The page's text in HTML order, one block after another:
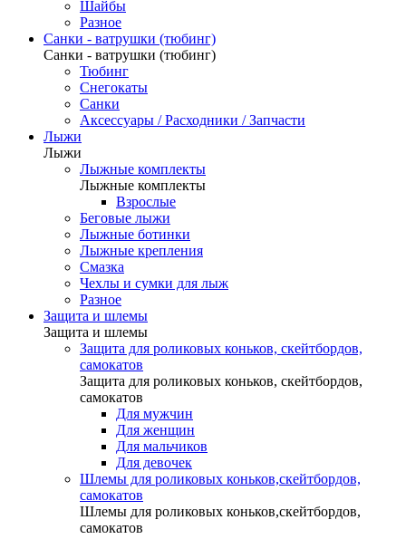
Шайбы
Разное
Санки - ватрушки (тюбинг)
Санки - ватрушки (тюбинг)
Тюбинг
Снегокаты
Санки
Аксессуары / Расходники / Запчасти
Лыжи
Лыжи
Лыжные комплекты
Лыжные комплекты
Взрослые
Беговые лыжи
Лыжные ботинки
Лыжные крепления
Смазка
Чехлы и сумки для лыж
Разное
Защита и шлемы
Защита и шлемы
Защита для роликовых коньков, скейтбордов,
самокатов
Защита для роликовых коньков, скейтбордов,
самокатов
Для мужчин
Для женщин
Для мальчиков
Для девочек
Шлемы для роликовых коньков,скейтбордов,
самокатов
Шлемы для роликовых коньков,скейтбордов,
самокатов